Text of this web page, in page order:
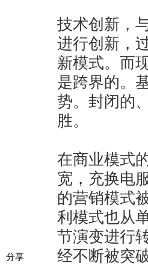
分享
技术创新，
进行创新，
新模式。而
是跨界的。
势。封闭的
胜。
在商业模式
宽，充换电
的营销模式
利模式也从
节演变进行
经不断被突